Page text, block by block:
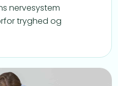
nervesystem
tryghed og